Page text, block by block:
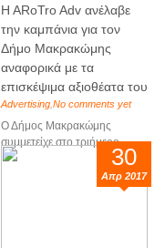
H ARoTro Adv ανέλαβε
την καμπάνια για τον
Δήμο Μακρακώμης
αναφορικά με τα
επισκέψιμα αξιοθέατα του
Advertising No comments yet
Ο Δήμος Μακρακώμης
συμμετείχε στο τριήμερο...
30
Απρ 2017